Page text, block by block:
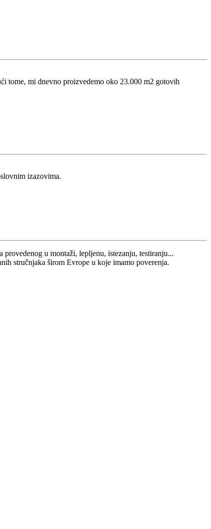
tome, mi dnevno proizvedemo oko 23.000 m2 gotovih
izazovima.
u montaži, lepljenu, istezanju, testiranju...
stručnjaka širom Evrope u koje imamo poverenja.